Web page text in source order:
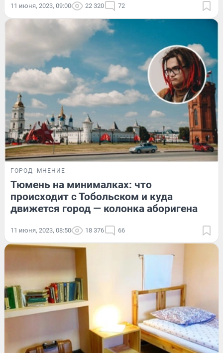
11 июня, 2023, 09:00 22 320 72
ГОРОД МНЕНИЕ
Тюмень на минималках: что
происходит с Тобольском и куда
движется город — колонка аборигена
11 июня, 2023, 08:50 18 376 66